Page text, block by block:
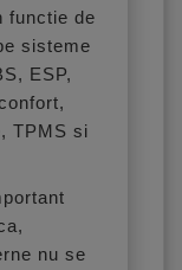
functie de
sisteme
ESP,
TPMS si
nu se